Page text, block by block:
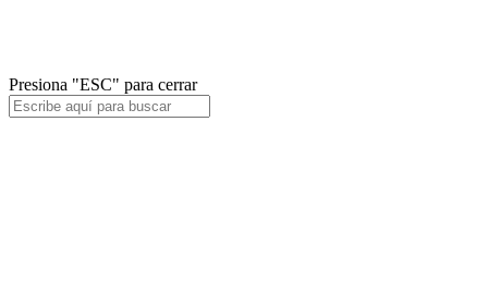
Presiona "ESC" para cerrar